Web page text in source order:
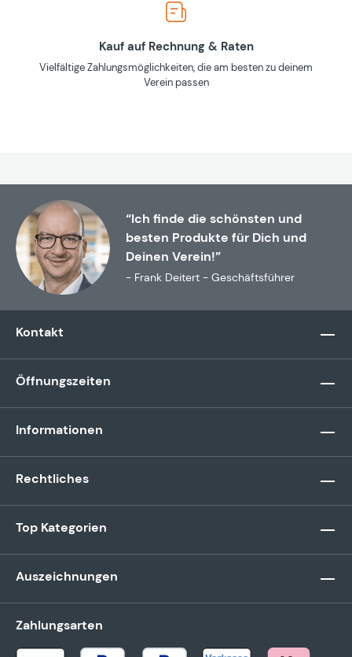
Kauf auf Rechnung & Raten
Vielfältige Zahlungsmöglichkeiten, die am besten zu deinem
Verein passen
“Ich finde die schönsten und
besten Produkte für Dich und
Deinen Verein!”
- Frank Deitert - Geschäftsführer
Kontakt
Öffnungszeiten
Informationen
Rechtliches
Top Kategorien
Auszeichnungen
Zahlungsarten